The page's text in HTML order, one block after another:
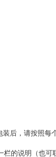
后，请按照每
的说明（也可